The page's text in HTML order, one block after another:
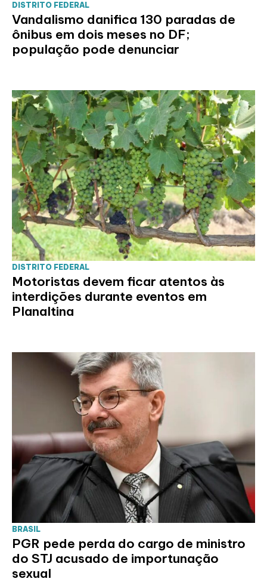
DISTRITO FEDERAL
Vandalismo danifica 130 paradas de
ônibus em dois meses no DF;
população pode denunciar
DISTRITO FEDERAL
Motoristas devem ficar atentos às
interdições durante eventos em
Planaltina
BRASIL
PGR pede perda do cargo de ministro
do STJ acusado de importunação
sexual